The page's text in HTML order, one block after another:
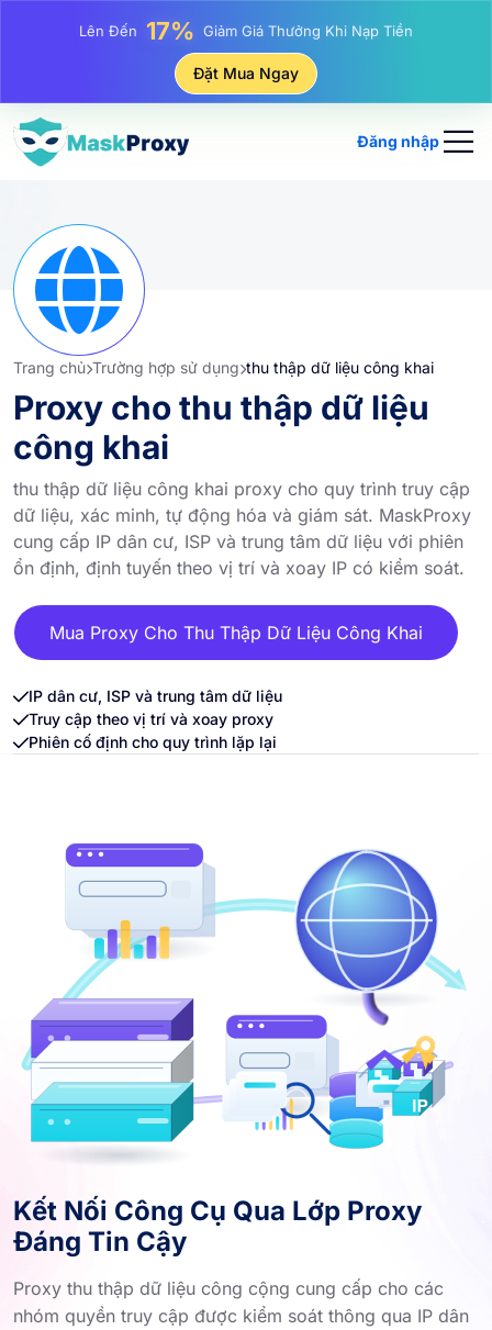
Lên Đến 25% Giảm Giá Khi Mua Hàng IP Tĩnh
Giảm Giá Khi Mua Hàng IP Luân Phiên
Đặt Mua Ngay
Đăng nhập
Trang chủ Trường hợp sử dụng thu thập dữ liệu công khai
Proxy cho thu thập dữ liệu
công khai
thu thập dữ liệu công khai proxy cho quy trình truy cập
dữ liệu, xác minh, tự động hóa và giám sát. MaskProxy
cung cấp IP dân cư, ISP và trung tâm dữ liệu với phiên
ổn định, định tuyến theo vị trí và xoay IP có kiểm soát.
Mua Proxy Cho Thu Thập Dữ Liệu Công Khai
IP dân cư, ISP và trung tâm dữ liệu
Truy cập theo vị trí và xoay proxy
Phiên cố định cho quy trình lặp lại
Kết Nối Công Cụ Qua Lớp Proxy
Đáng Tin Cậy
Proxy thu thập dữ liệu công cộng cung cấp cho các
nhóm quyền truy cập được kiểm soát thông qua IP dân